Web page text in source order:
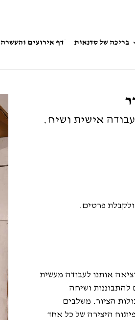
בריכה של סדנאות ֿדף אירועים והעשרה
אישית ושיח.
פרטים.
אותנו לעבודה מעשית
ושיחה
הציור. משלבים
היצירה של כל אחד